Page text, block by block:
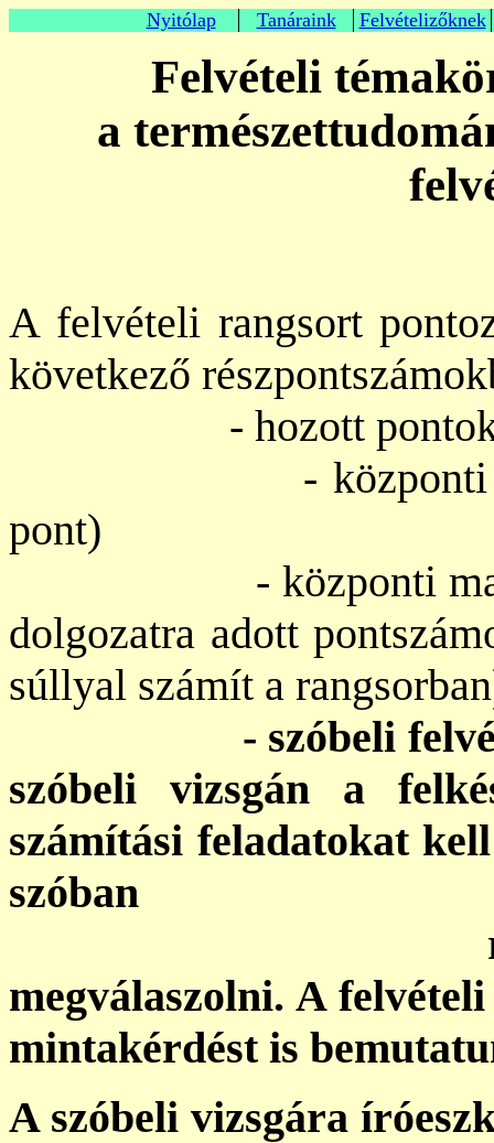
Nyitólap Tanáraink Felvételizőknek
Felvételi
a
A felvételi rangsort
következő
- hozott pontok
- központi
pont)
- központi magyar
dolgozatra adott
súllyal számít a
- szóbeli felvételi
szóbeli vizsgán a
számítási feladatokat
szóban
rövid
megválaszolni. A
mintakérdést is
A szóbeli vizsgára